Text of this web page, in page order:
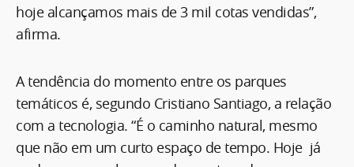
hoje alcançamos mais de 3 mil cotas vendidas”,
afirma.
A tendência do momento entre os parques
temáticos é, segundo Cristiano Santiago, a relação
com a tecnologia. “É o caminho natural, mesmo
que não em um curto espaço de tempo. Hoje já